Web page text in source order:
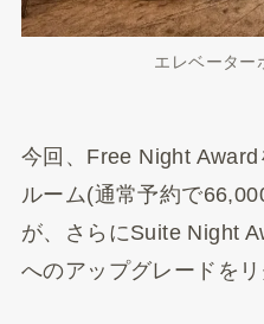
エレベーター
今回、Free Night
ルーム(通常予約で
が、さらにSuite Night
へのアップグレードを